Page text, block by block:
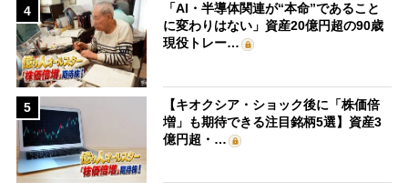
4
「AI・半導体関連が“本命”であること
に変わりはない」資産20億円超の90歳
現役トレー…
5
【キオクシア・ショック後に「株価倍
増」も期待できる注目銘柄5選】資産3
億円超・…